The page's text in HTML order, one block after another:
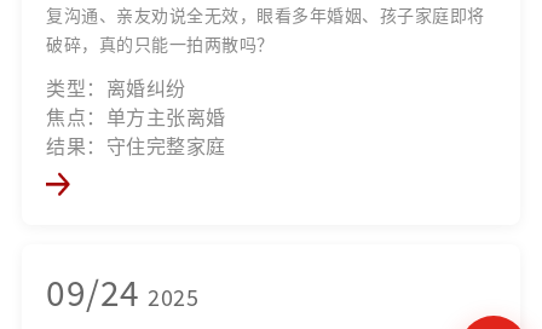
复沟通、亲友劝说全无效，眼看多年婚姻、孩子家庭即将
破碎，真的只能一拍两散吗？
类型：离婚纠纷
焦点：单方主张离婚
结果：守住完整家庭
09/24 2025